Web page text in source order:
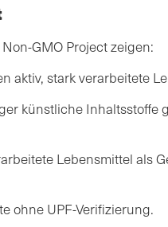
GMO Project zeigen:
aktiv, stark verarbeitete
künstliche Inhaltsstoffe
Lebensmittel als
ohne UPF-Verifizierung.